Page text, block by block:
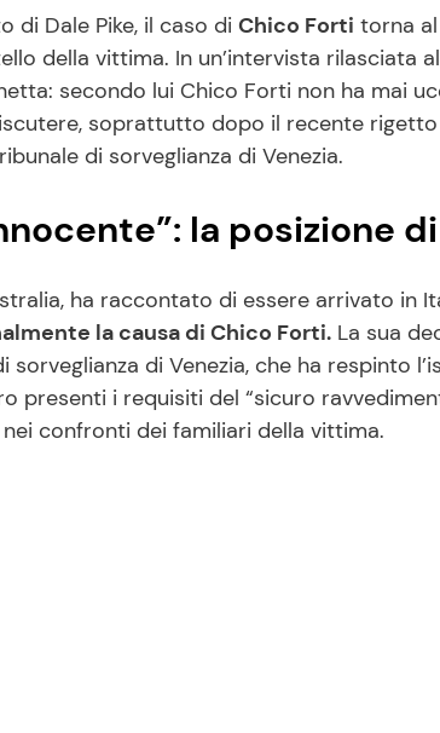
di Dale Pike, il caso di Chico Forti torna
della vittima. In un’intervista rilasciata
secondo lui Chico Forti non ha mai
soprattutto dopo il recente
di sorveglianza di Venezia.
la posizione
ha raccontato di essere arrivato in
la causa di Chico Forti. La sua
di Venezia, che ha respinto
presenti i requisiti del “sicuro
confronti dei familiari della vittima.